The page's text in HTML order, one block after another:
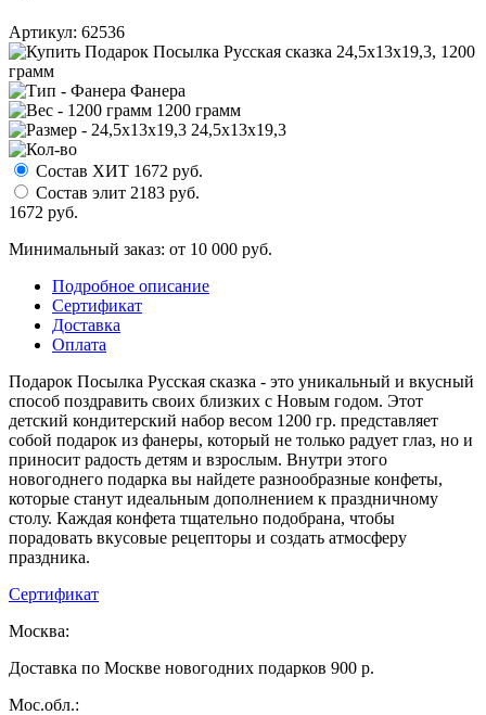
Артикул: 62536
Фанера
1200 грамм
24,5x13x19,3
Состав ХИТ 1672 руб.
Состав элит 2183 руб.
1672 руб.
Минимальный заказ: от 10 000 руб.
Подробное описание
Сертификат
Доставка
Оплата
Подарок Посылка Русская сказка - это уникальный и вкусный
способ поздравить своих близких с Новым годом. Этот
детский кондитерский набор весом 1200 гр. представляет
собой подарок из фанеры, который не только радует глаз, но и
приносит радость детям и взрослым. Внутри этого
новогоднего подарка вы найдете разнообразные конфеты,
которые станут идеальным дополнением к праздничному
столу. Каждая конфета тщательно подобрана, чтобы
порадовать вкусовые рецепторы и создать атмосферу
праздника.
Сертификат
Москва:
Доставка по Москве новогодних подарков 900 р.
Мос.обл.: